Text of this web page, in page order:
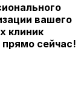
вашего
клиник
прямо сейчас!